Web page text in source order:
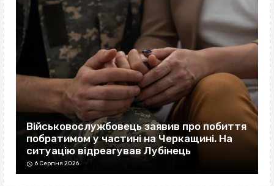
Військовослужбовець заявив про побиття
побратимом у частині на Черкащині. На
ситуацію відреагував Лубінець
6 Серпня 2026